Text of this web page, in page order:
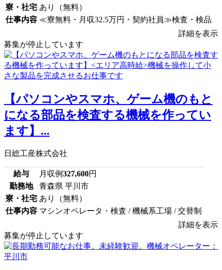
寮・社宅 あり（無料）
仕事内容 ≪寮無料・月収32.5万円・契約社員≫検査・検品
詳細を表示
募集が停止しています
【パソコンやスマホ、ゲーム機のもと
になる部品を検査する機械を作ってい
ます】...
日総工産株式会社
給与 月収例327,600円
勤務地
青森県 平川市
寮・社宅 あり（無料）
仕事内容 マシンオペレータ・検査 / 機械系工場 / 交替制
詳細を表示
募集が停止しています